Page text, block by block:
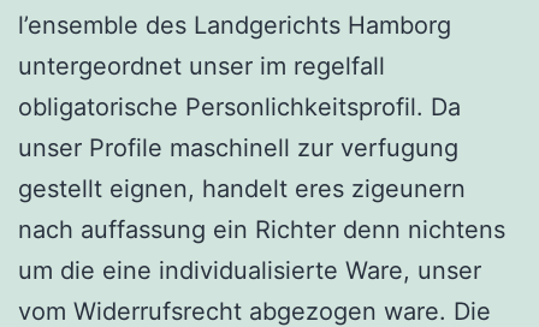
l’ensemble des Landgerichts Hamborg
untergeordnet unser im regelfall
obligatorische Personlichkeitsprofil. Da
unser Profile maschinell zur verfugung
gestellt eignen, handelt eres zigeunern
nach auffassung ein Richter denn nichtens
um die eine individualisierte Ware, unser
vom Widerrufsrecht abgezogen ware. Die